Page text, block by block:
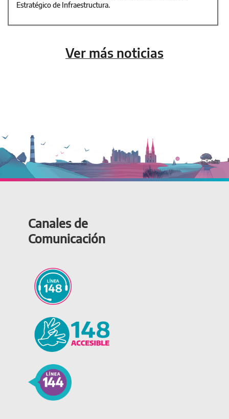
Estratégico de Infraestructura.
Ver más noticias
Canales de
Comunicación